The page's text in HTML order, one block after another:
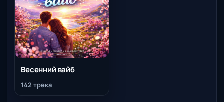
Весенний вайб
142 трека